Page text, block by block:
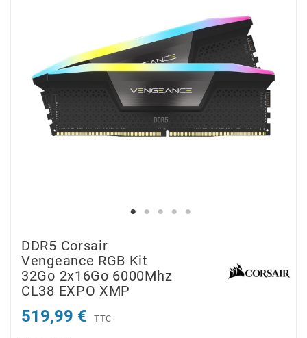
DDR5 Corsair
Vengeance RGB Kit
32Go 2x16Go 6000Mhz
CL38 EXPO XMP
519,99 € TTC